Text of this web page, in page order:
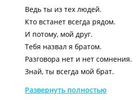
Ведь ты из тех людей.
Кто встанет всегда рядом.
И потому, мой друг.
Тебя назвал я братом.
Разговора нет и нет сомнения.
Знай, ты всегда мой брат.
Всё равно знай, что ты мой брат.
Развернуть полностью